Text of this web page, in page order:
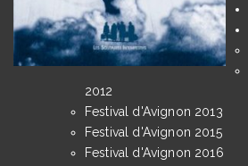
2012
Festival d'Avignon 2013
Festival d'Avignon 2015
Festival d'Avignon 2016